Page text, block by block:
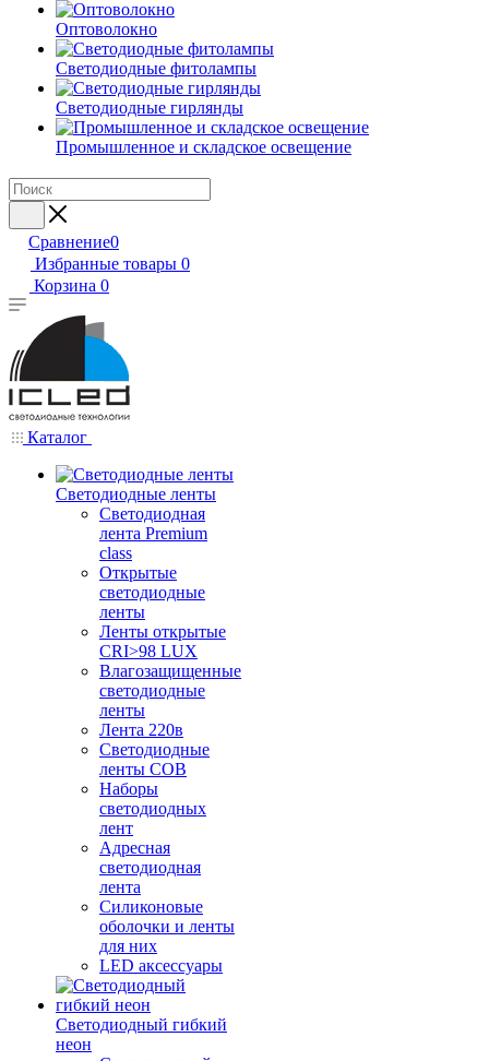
Оптоволокно
Светодиодные фитолампы
Светодиодные гирлянды
Промышленное и складское освещение
Сравнение0
Избранные товары 0
Корзина 0
Каталог
Светодиодные ленты
Светодиодная
лента Premium
class
Открытые
светодиодные
ленты
Ленты открытые
CRI>98 LUX
Влагозащищенные
светодиодные
ленты
Лента 220в
Светодиодные
ленты COB
Наборы
светодиодных
лент
Адресная
светодиодная
лента
Силиконовые
оболочки и ленты
для них
LED аксессуары
Светодиодный гибкий
неон